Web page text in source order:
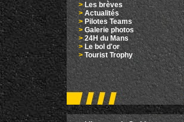
>Les brèves
> Actualités
> Pilotes Teams
>Galerie photos
>24H du Mans
>Le bol d'or
> Tourist Trophy